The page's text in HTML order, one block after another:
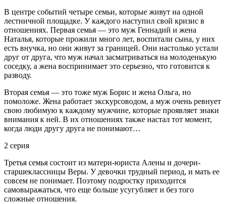
В центре событий четыре семьи, которые живут на одной
лестничной площадке. У каждого наступил свой кризис в
отношениях. Первая семья — это муж Геннадий и жена
Наталья, которые прожили много лет, воспитали сына, у них
есть внучка, но они живут за границей. Они настолько устали
друг от друга, что муж начал засматриваться на молоденькую
соседку, а жена воспринимает это серьезно, что готовится к
разводу.
Вторая семья — это тоже муж Борис и жена Ольга, но
помоложе. Жена работает экскурсоводом, а муж очень ревнует
свою любимую к каждому мужчине, которые проявляет знаки
внимания к ней. В их отношениях также настал тот момент,
когда люди другу друга не понимают…
2 серия
Третья семья состоит из матери-юриста Алены и дочери-
старшеклассницы Веры. У девочки трудный период, и мать ее
совсем не понимает. Поэтому подростку приходится
самовыражаться, что еще больше усугубляет и без того
сложные отношения.